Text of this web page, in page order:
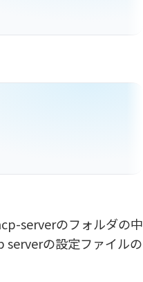
serverのフォルダの中
serverの設定ファイルの